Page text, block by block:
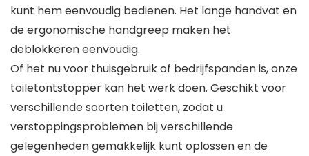
kunt hem eenvoudig bedienen. Het lange handvat en
de ergonomische handgreep maken het
deblokkeren eenvoudig.
Of het nu voor thuisgebruik of bedrijfspanden is, onze
toiletontstopper kan het werk doen. Geschikt voor
verschillende soorten toiletten, zodat u
verstoppingsproblemen bij verschillende
gelegenheden gemakkelijk kunt oplossen en de